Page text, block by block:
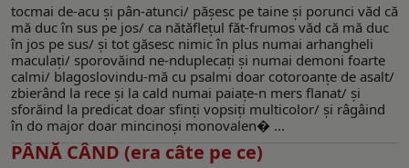
tocmai de-acu şi pân-atunci/ păşesc pe taine şi porunci văd că
mă duc în sus pe jos/ ca nătăfleţul făt-frumos văd că mă duc
în jos pe sus/ şi tot găsesc nimic în plus numai arhangheli
maculaţi/ sporovăind ne-nduplecaţi şi numai demoni foarte
calmi/ blagoslovindu-mă cu psalmi doar cotoroanţe de asalt/
zbierând la rece şi la cald numai paiaţe-n mers flanat/ şi
sforăind la predicat doar sfinţi vopsiţi multicolor/ şi râgâind
în do major doar mincinoşi monovalen� ...
PÂNĂ CÂND (era câte pe ce)